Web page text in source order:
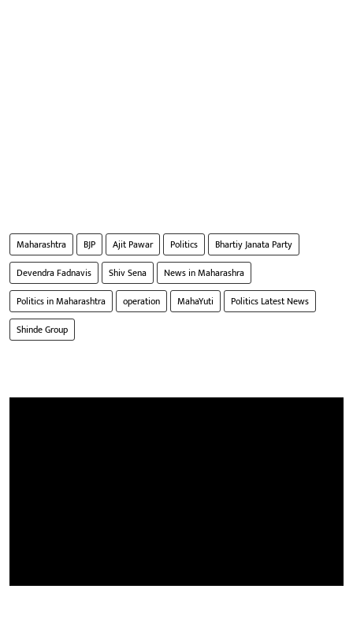
Maharashtra BJP Ajit Pawar Politics
Bhartiy Janata Party
Devendra Fadnavis
Shiv Sena
News in Maharashra
Politics in Maharashtra
operation MahaYuti
Politics Latest News
Shinde Group